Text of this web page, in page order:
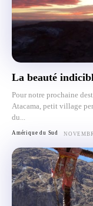
La beauté
Pour notre prochaine
Atacama, petit village
du...
Amérique du Sud